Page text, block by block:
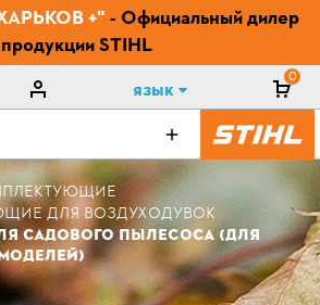
+" - Официальный дилер
продукции STIHL
Язык
0
ДЛЯ ВОЗДУХОДУВОК
САДОВОГО ПЫЛЕСОСА (ДЛЯ